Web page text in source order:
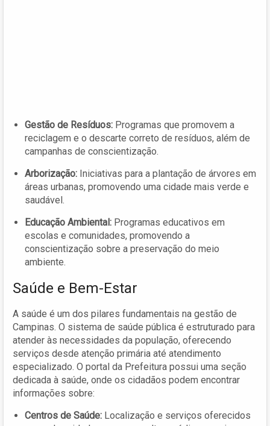
Gestão de Resíduos: Programas que promovem a
reciclagem e o descarte correto de resíduos, além de
campanhas de conscientização.
Arborização: Iniciativas para a plantação de árvores em
áreas urbanas, promovendo uma cidade mais verde e
saudável.
Educação Ambiental: Programas educativos em
escolas e comunidades, promovendo a
conscientização sobre a preservação do meio
ambiente.
Saúde e Bem-Estar
A saúde é um dos pilares fundamentais na gestão de
Campinas. O sistema de saúde pública é estruturado para
atender às necessidades da população, oferecendo
serviços desde atenção primária até atendimento
especializado. O portal da Prefeitura possui uma seção
dedicada à saúde, onde os cidadãos podem encontrar
informações sobre:
Centros de Saúde: Localização e serviços oferecidos